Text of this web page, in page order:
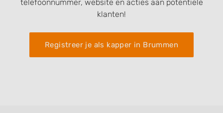
telefoonnummer, website en acties aan potentiele
klanten!
Registreer je als kapper in Brummen